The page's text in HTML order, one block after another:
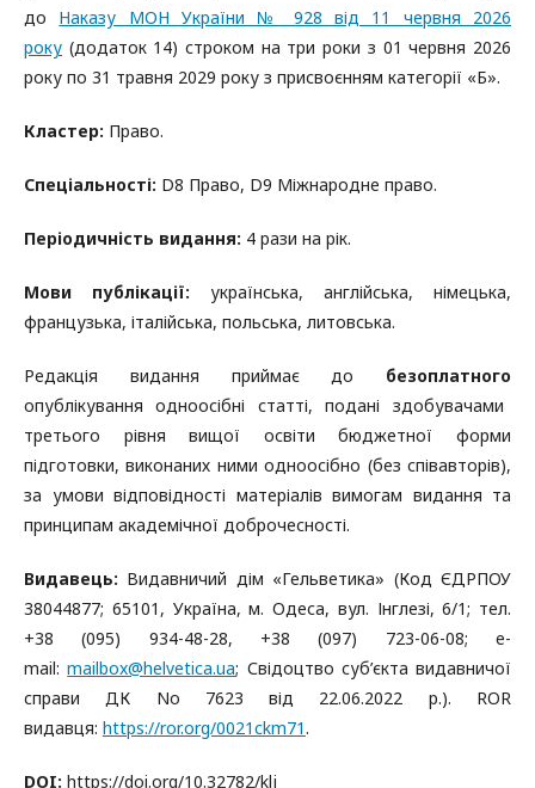
до Наказу МОН України № 928 від 11 червня 2026
року (додаток 14) строком на три роки з 01 червня 2026
року по 31 травня 2029 року з присвоєнням категорії «Б».
Кластер: Право.
Спеціальності: D8 Право, D9 Міжнародне право.
Періодичність видання: 4 рази на рік.
Мови публікації: українська, англійська, німецька,
французька, італійська, польська, литовська.
Редакція видання приймає до безоплатного
опублікування одноосібні статті, подані здобувачами
третього рівня вищої освіти бюджетної форми
підготовки, виконаних ними одноосібно (без співавторів),
за умови відповідності матеріалів вимогам видання та
принципам академічної доброчесності.
Видавець: Видавничий дім «Гельветика» (Код ЄДРПОУ
38044877; 65101, Україна, м. Одеса, вул. Інглезі, 6/1; тел.
+38 (095) 934-48-28, +38 (097) 723-06-08; e-
mail:mailbox@helvetica.ua; Свідоцтво суб’єкта видавничої
справи ДК No 7623 від 22.06.2022 р.). ROR
видавця: https://ror.org/0021ckm71.
DOI: https://doi.org/10.32782/klj